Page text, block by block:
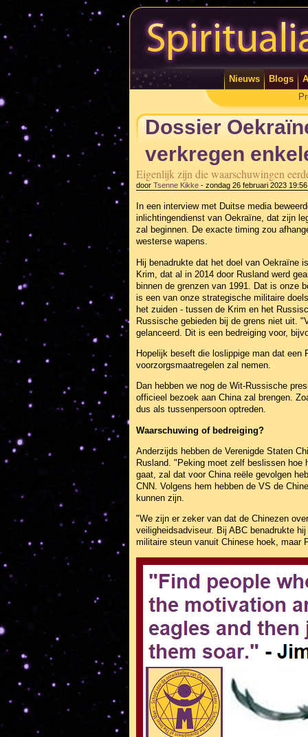
Nieuws Blogs
Dossier
verkregen
Eigenlijk zijn die waarschuwingen
door Tsenne Kikke - zondag 26 februari 2023 19:56
In een interview met Duitse media
inlichtingendienst van Oekraïne, dat zijn
zal beginnen. De exacte timing zou
westerse wapens.
Hij benadrukte dat het doel van Oekraïne
Krim, dat al in 2014 door Rusland werd
binnen de grenzen van 1991. Dat is onze
is een van onze strategische militaire
het zuiden - tussen de Krim en het
Russische gebieden bij de grens niet uit.
gelanceerd. Dit is een bedreiging voor,
Hopelijk beseft die loslippige man dat
voorzorgsmaatregelen zal nemen.
Dan hebben we nog de Wit-Russische
officieel bezoek aan China zal brengen.
dus als tussenpersoon optreden.
Waarschuwing of bedreiging?
Anderzijds hebben de Verenigde Staten
Rusland. "Peking moet zelf beslissen
gaat, zal dat voor China reële gevolgen
CNN. Volgens hem hebben de VS de
kunnen zijn.
"We zijn er zeker van dat de Chinezen
veiligheidsadviseur. Bij ABC benadrukte
militaire steun vanuit Chinese hoek, maar